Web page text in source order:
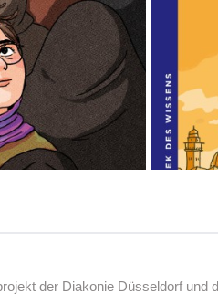
der Diakonie Düsseldorf